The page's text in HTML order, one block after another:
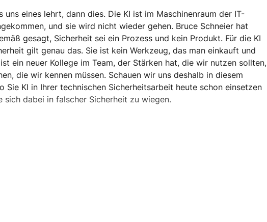
uns eines lehrt, dann dies. Die KI ist im Maschinenraum der IT-
und sie wird nicht wieder gehen. Bruce Schneier hat
gesagt, Sicherheit sei ein Prozess und kein Produkt. Für die KI
gilt genau das. Sie ist kein Werkzeug, das man einkauft und
ein neuer Kollege im Team, der Stärken hat, die wir nutzen sollten,
die wir kennen müssen. Schauen wir uns deshalb in diesem
Sie KI in Ihrer technischen Sicherheitsarbeit heute schon einsetzen
sich dabei in falscher Sicherheit zu wiegen.